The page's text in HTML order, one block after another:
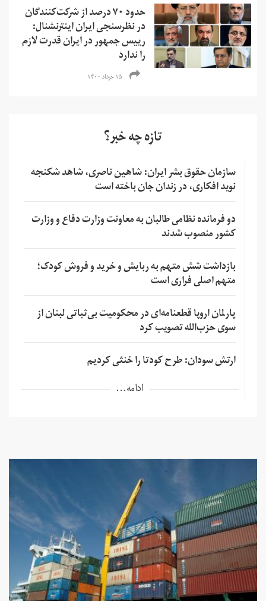
حدود ۷۰ درصد از شرکت‌کنندگان
در نظرسنجی ایران اینترنشنال:
رییس جمهور در ایران قدرت لازم
را ندارد
۱۵ خرداد ۱۴۰۰
تازه چه خبر؟
سازمان حقوق بشر ایران: شاهین ناصری، شاهد شکنجه
نوید افکاری، در زندان جان باخته است
دو فرمانده نظامی طالبان به معاونت وزارت دفاع و وزارت
کشور منصوب شدند
بازداشت شش متهم به ربایش و خرید و فروش کودک؛
متهم اصلی فراری است
پارلمان اروپا قطعنامه‌ای در محکومیت بی‌ثباتی لبنان از
سوی حزب‌الله تصویب کرد
ارتش سودان: طرح کودتا را خنثی کردیم
ادامه...